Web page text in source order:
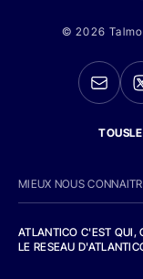
© 2026
MIEUX NOUS
ATLANTICO C'EST QUI,
LE RESEAU